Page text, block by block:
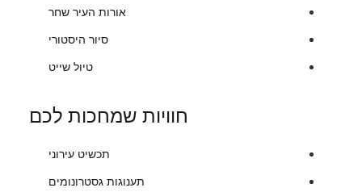
אורות העיר שחר
סיור היסטורי
טיול שייט
חוויות שמחכות לכם
תכשיט עירוני
תענוגות גסטרונומים